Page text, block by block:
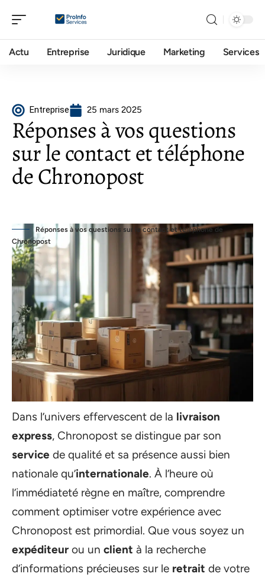
Actu Entreprise Juridique Marketing Services
Entreprise 25 mars 2025
Réponses à vos questions
sur le contact et téléphone
de Chronopost
Réponses à vos questions sur le contact et téléphone de
Chronopost
Dans l’univers effervescent de la livraison
express, Chronopost se distingue par son
service de qualité et sa présence aussi bien
nationale qu’internationale. À l’heure où
l’immédiateté règne en maître, comprendre
comment optimiser votre expérience avec
Chronopost est primordial. Que vous soyez un
expéditeur ou un client à la recherche
d’informations précieuses sur le retrait de votre